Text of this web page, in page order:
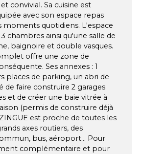
convivial. Sa cuisine est
avec son espace repas
moments quotidiens. L'espace
chambres ainsi qu'une salle de
baignoire et double vasques.
offre une zone de
Ses annexes : 1
places de parking, un abri de
de faire construire 2 garages
et de créer une baie vitrée à
(permis de construire déjà
est proche de toutes les
axes routiers, des
bus, aéroport... Pour
complémentaire et pour